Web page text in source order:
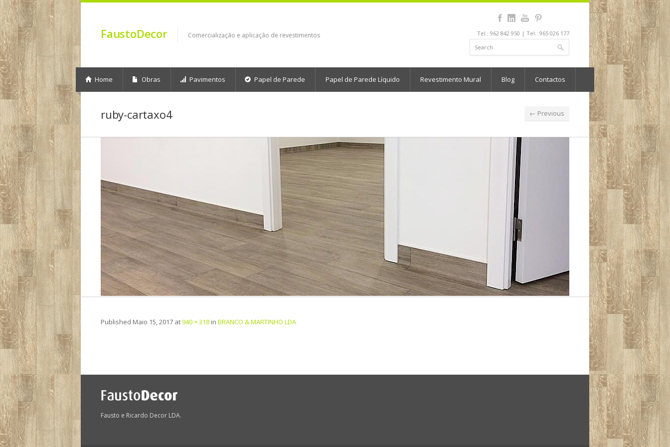
FaustoDecor Comercialização e aplicação de revestimentos Tel.: 962 842 950 | Tel.: 965 026 177
Home Obras Pavimentos Papel de Parede Papel de Parede Líquido Revestimento Mural Blog Contactos
ruby-cartaxo4 ← Previous
Published Maio 15, 2017 at940 × 318 in BRANCO & MARTINHO LDA
Fausto e Ricardo Decor LDA.